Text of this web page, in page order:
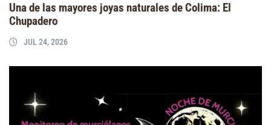
Una de las mayores joyas naturales de Colima: El
Chupadero
JUL 24, 2026